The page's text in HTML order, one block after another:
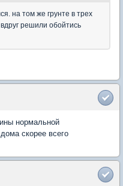
на том же грунте в трех
решили обойтись
нормальной
скорее всего